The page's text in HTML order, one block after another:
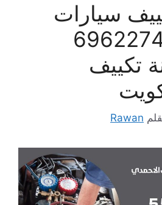
سيارات
69622745
تكييف
Rawan